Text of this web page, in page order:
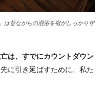
は昔ながらの混浴を宿がしっかり守
は、すでにカウントダウン
に引き延ばすために、私た